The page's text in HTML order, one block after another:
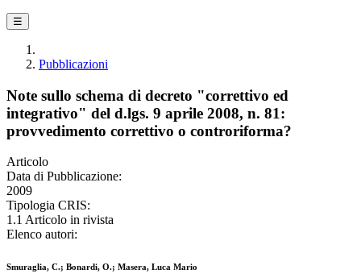
☰
Pubblicazioni
Note sullo schema di decreto "correttivo ed
integrativo" del d.lgs. 9 aprile 2008, n. 81:
provvedimento correttivo o controriforma?
Articolo
Data di Pubblicazione:
2009
Tipologia CRIS:
1.1 Articolo in rivista
Elenco autori:
Smuraglia, C.; Bonardi, O.; Masera, Luca Mario